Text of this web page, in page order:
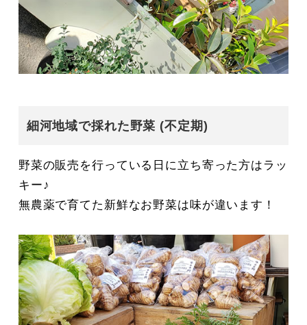
細河地域で採れた野菜 (不定期)
野菜の販売を行っている日に立ち寄った方はラッ
キー♪
無農薬で育てた新鮮なお野菜は味が違います！